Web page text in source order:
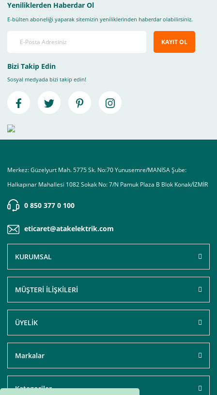
Yeniliklerden Haberdar Ol
E-bülten aboneliği yaparak sitemizin yeniliklerinden haberdar olabilirsiniz.
KAYIT OL
Bizi Takip Edin
Sosyal medyada bizi takip edin!
Merkez: Güzelyurt Mah. 5775 Sk. No:70 Yunusemre/MANİSA Şube:
Halkapınar Mahallesi 1082 Sokak No: 7/N Pamuk Plaza B Blok Konak/İZMİR
0 850 377 0 100
eticaret@atakelektrik.com
KURUMSAL
MÜŞTERİ İLİŞKİLERİ
ÜYELİK
Markalar
Kategoriler